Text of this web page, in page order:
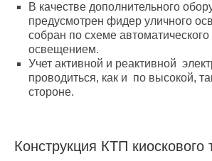
В качестве дополнительного
предусмотрен фидер уличного
собран по схеме
освещением.
Учет активной и реактивной
проводиться, как и по высокой,
стороне.
Конструкция КТП киоскового